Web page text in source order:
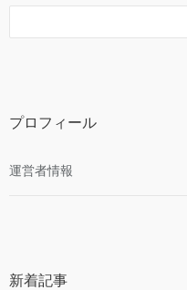
プロフィール
運営者情報
新着記事